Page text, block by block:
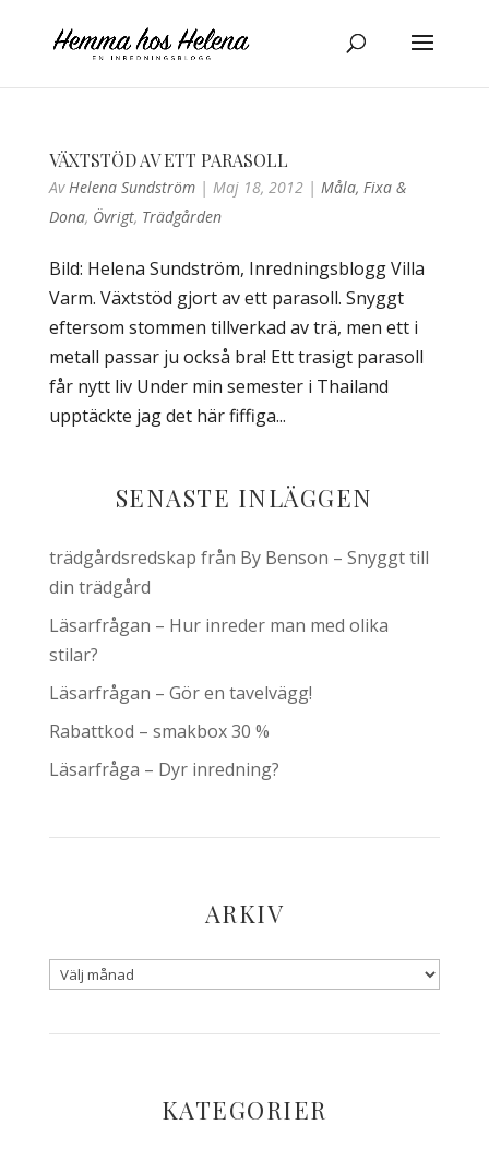
VÄXTSTÖD AV ETT PARASOLL
AvHelena Sundström| Maj 18, 2012| Måla, Fixa &
Dona, Övrigt, Trädgården
Bild: Helena Sundström, Inredningsblogg Villa
Varm. Växtstöd gjort av ett parasoll. Snyggt
eftersom stommen tillverkad av trä, men ett i
metall passar ju också bra! Ett trasigt parasoll
får nytt liv Under min semester i Thailand
upptäckte jag det här fiffiga...
SENASTE INLÄGGEN
trädgårdsredskap från By Benson – Snyggt till
din trädgård
Läsarfrågan – Hur inreder man med olika
stilar?
Läsarfrågan – Gör en tavelvägg!
Rabattkod – smakbox 30 %
Läsarfråga – Dyr inredning?
ARKIV
KATEGORIER